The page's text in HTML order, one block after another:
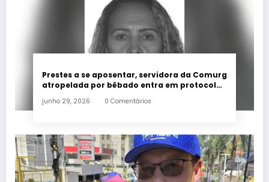
Prestes a se aposentar, servidora da Comurg
atropelada por bêbado entra em protocolo
junho 29, 2026 0 Comentários